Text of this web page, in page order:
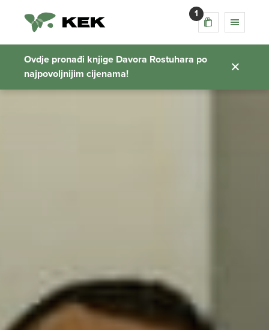
1
Ovdje pronađi knjige Davora Rostuhara po
najpovoljnijim cijenama!